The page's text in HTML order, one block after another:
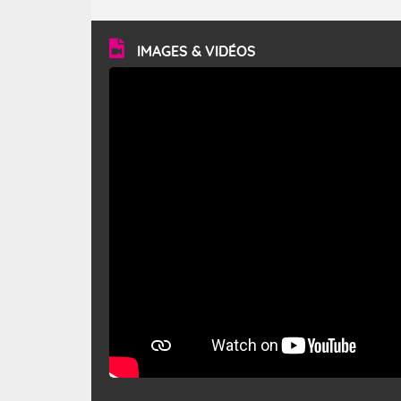
vitesse moyenne de 50 km/h et atteindre 80 à 100 km/h
en rafales, parfois davantage. Il parcourt la basse vallée
du Rhône et la Provence et envahit le littoral
méditerranéen à partir de la Camargue.
IMAGES & VIDÉOS